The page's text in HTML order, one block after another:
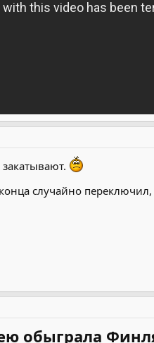
случайно переключил,
обыграла